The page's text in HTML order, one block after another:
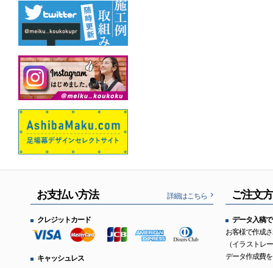
お支払い方法 詳細はこちら
クレジットカード
キャッシュレス
ご注文
データ入稿
お客様で作成
（イラストレ
データ作成費